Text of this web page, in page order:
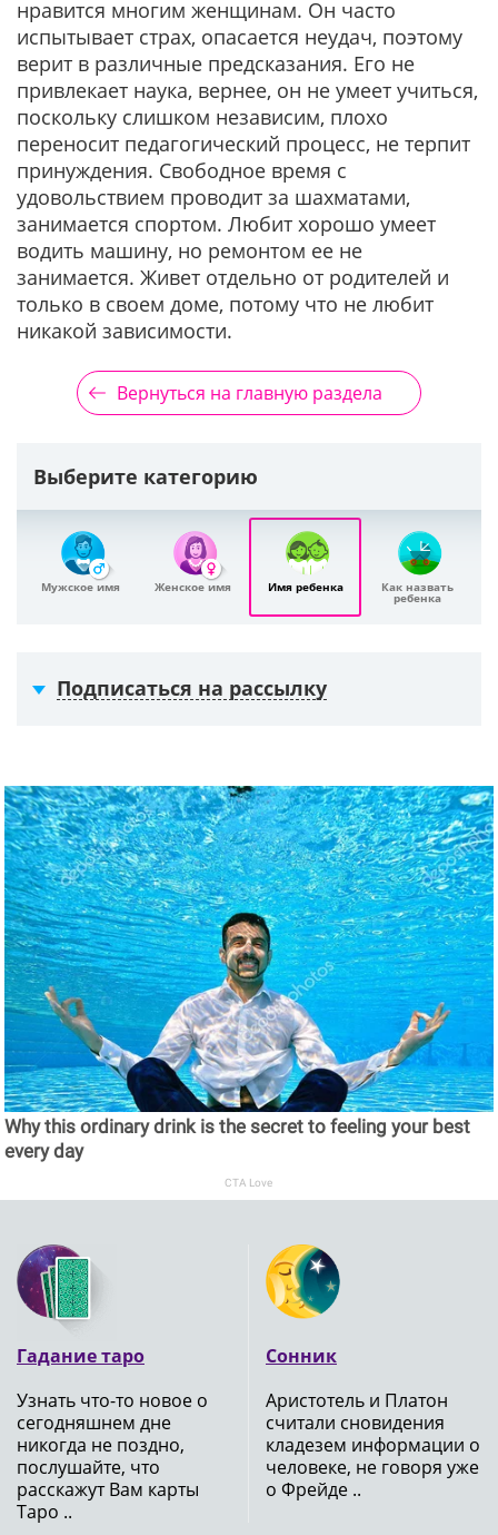
нравится многим женщинам. Он часто
испытывает страх, опасается неудач, поэтому
верит в различные предсказания. Его не
привлекает наука, вернее, он не умеет учиться,
поскольку слишком независим, плохо
переносит педагогический процесс, не терпит
принуждения. Свободное время с
удовольствием проводит за шахматами,
занимается спортом. Любит хорошо умеет
водить машину, но ремонтом ее не
занимается. Живет отдельно от родителей и
только в своем доме, потому что не любит
никакой зависимости.
Вернуться на главную раздела
Выберите категорию
Мужское имя Женское имя Имя ребенка Как назвать
ребенка
Подписаться на рассылку
Why this ordinary drink is the secret to feeling your best
every day
CTA Love
Гадание таро
Узнать что-то новое о
сегодняшнем дне
никогда не поздно,
послушайте, что
расскажут Вам карты
Таро ..
Сонник
Аристотель и Платон
считали сновидения
кладезем информации о
человеке, не говоря уже
о Фрейде ..